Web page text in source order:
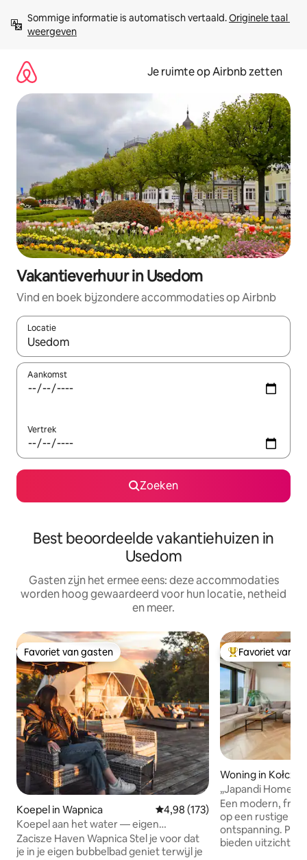
direct
naar
Sommige informatie is automatisch vertaald. Originele taal
weergeven
Je ruimte op Airbnb zetten
Vakantieverhuur in Usedom
Vind en boek bijzondere accommodaties op Airbnb
Locatie
Wanneer er suggesties beschikbaar zijn, maak je een keuze
Aankomst
Vertrek
Zoeken
Best beoordeelde vakantiehuizen in
Usedom
Gasten zijn het ermee eens: deze accommodaties
worden hoog gewaardeerd voor hun locatie, netheid
en meer.
Favoriet van gasten
Favoriet van gasten
Koepel in Wapnica Gemiddelde beoordeling van
4,98 (173)
Koepel aan het water — eigen
bubbelbad, sauna, zonsondergang
Zacisze Haven Wapnica Stel je voor dat
je in je eigen bubbelbad geniet terwijl je
Topfavoriet van
Favoriet van
Woning in
„Japandi Home”
natuur
Een modern, fris
op een rustige
ontspanning.
bieden uitzicht